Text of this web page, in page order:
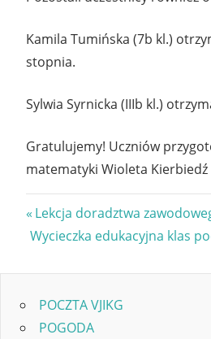
Kamila Tumińska (7b kl.)
stopnia.
Sylwia Syrnicka (IIIb kl.)
Gratulujemy! Uczniów
matematyki Wioleta Kierbiedź
Nawigacja
wpisu
Previous
Post:
Lekcja doradztwa
Next
Wycieczka edukacyjna klas
POCZTA VJIKG
POGODA